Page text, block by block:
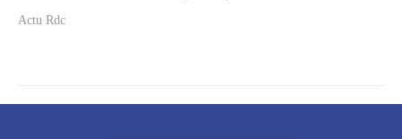
Actu Rdc